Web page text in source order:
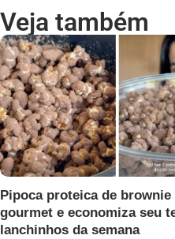
Veja também
Pipoca proteica de
gourmet e economiza seu
lanchinhos da semana